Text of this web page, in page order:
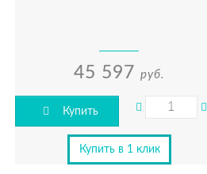
45 597 руб.
Купить
Купить в 1 клик